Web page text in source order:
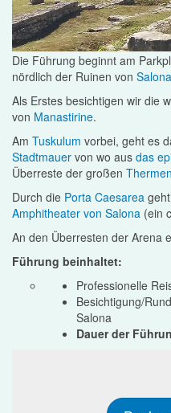
Die Führung beginnt am
nördlich der Ruinen von Salona
Als Erstes besichtigen wir die
von Manastirine.
Am Tuskulum vorbei, geht es
Stadtmauer von wo aus das
Überreste der großen Thermen
Durch die Porta Caesarea
Amphitheater von Salona (ein
An den Überresten der Arena
Führung beinhaltet:
Professionelle
Besichtigung/
Salona
Dauer der